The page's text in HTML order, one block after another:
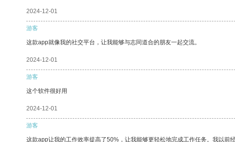
2024-12-01
游客
这款app就像我的社交平台，让我能够与志同道合的朋友一起交流。
2024-12-01
游客
这个软件很好用
2024-12-01
游客
这款app让我的工作效率提高了50%，让我能够更轻松地完成工作任务。我以前